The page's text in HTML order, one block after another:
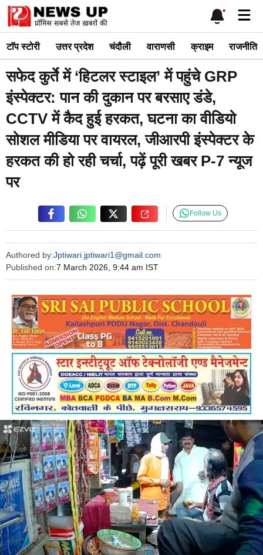
Skip
content
टाॅप स्टोरी उत्तर प्रदेश चंदौली वाराणसी क्राइम राजनीति
सफेद कुर्ते में ‘हिटलर स्टाइल’ में पहुंचे GRP
इंस्पेक्टर: पान की दुकान पर बरसाए डंडे,
CCTV में कैद हुई हरकत, घटना का वीडियो
सोशल मीडिया पर वायरल, जीआरपी इंस्पेक्टर के
हरकत की हो रही चर्चा, पढ़ें पूरी खबर P-7 न्यूज
पर
Authored by:Jptiwari.jptiwari1@gmail.com
Published on:7 March 2026, 9:44 am IST
Follow Us